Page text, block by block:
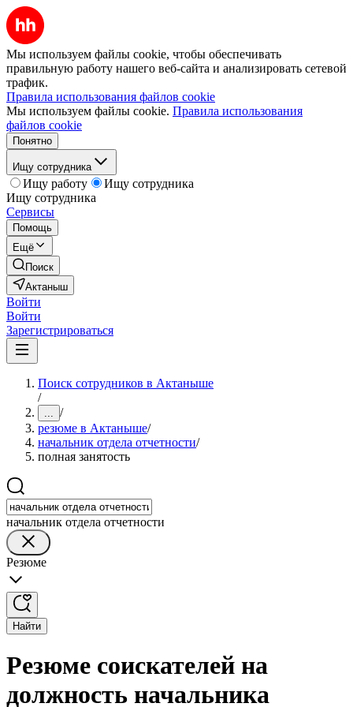
Мы используем файлы cookie, чтобы обеспечивать
правильную работу нашего веб-сайта и анализировать сетевой
трафик.
Правила использования файлов cookie
Мы используем файлы cookie. Правила использования
файлов cookie
Понятно
Ищу сотрудника
Ищу работу
Ищу сотрудника
Ищу сотрудника
Сервисы
Помощь
Ещё
Поиск
Актаныш
Войти
Войти
Зарегистрироваться
Поиск сотрудников в Актаныше
/
... /
резюме в Актаныше/
начальник отдела отчетности/
полная занятость
начальник отдела отчетности
Резюме
Найти
Резюме соискателей на
должность начальника